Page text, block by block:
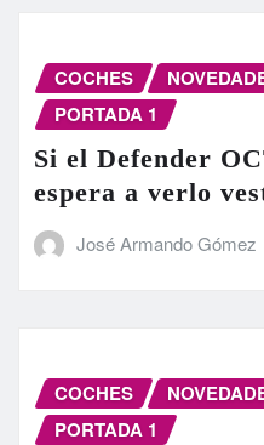
COCHES
PORTADA 1
Si el Defender
espera a verlo
José Armando Gómez
COCHES
PORTADA 1